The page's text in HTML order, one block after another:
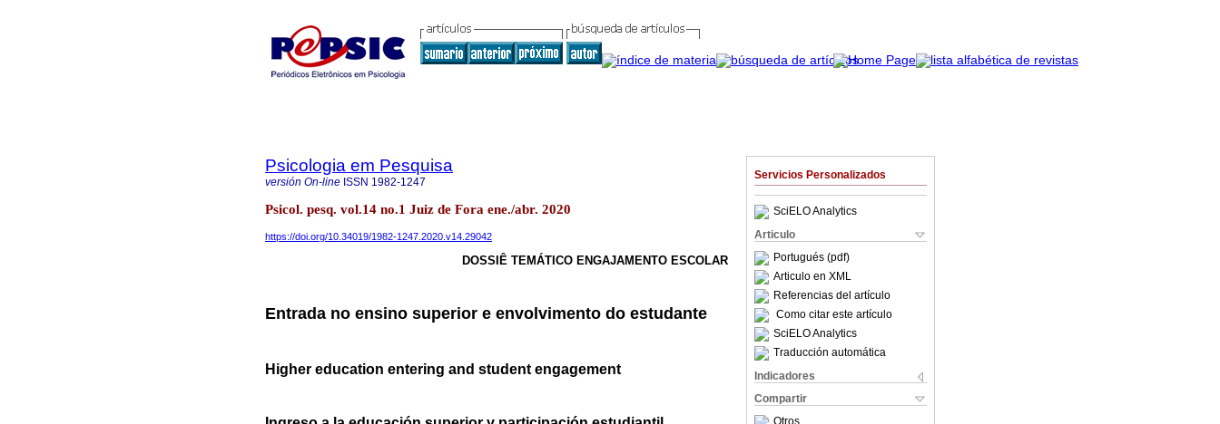
Servicios Personalizados
SciELO Analytics
Articulo
Portugués (pdf)
Articulo en XML
Referencias del artículo
Como citar este artículo
SciELO Analytics
Traducción automática
Indicadores
Compartir
Psicologia em Pesquisa
versión On-line ISSN 1982-1247
Psicol. pesq. vol.14 no.1 Juiz de Fora ene./abr. 2020
https://doi.org/10.34019/1982-1247.2020.v14.29042
DOSSIÊ TEMÁTICO ENGAJAMENTO ESCOLAR
Entrada no ensino superior e envolvimento do estudante
Higher education entering and student engagement